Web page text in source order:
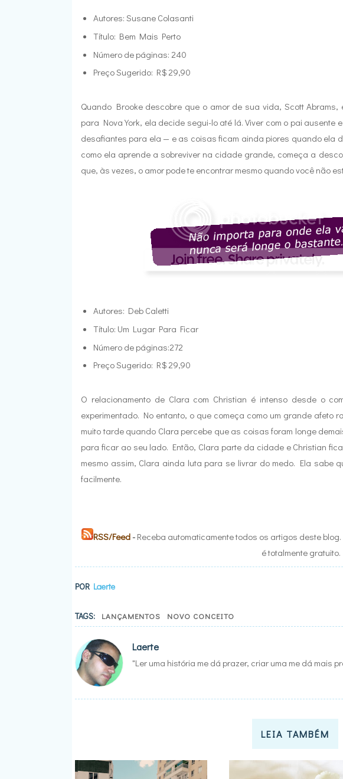
Autores: Susane Colasanti
Título: Bem Mais Perto
Número de páginas: 240
Preço Sugerido: R$ 29,90
Quando Brooke descobre que o amor de sua vida, Scott
para Nova York, ela decide segui-lo até lá. Viver com o pai
desafiantes para ela — e as coisas ficam ainda piores quando ela
como ela aprende a sobreviver na cidade grande, começa a
que, às vezes, o amor pode te encontrar mesmo quando você não
Autores: Deb Caletti
Título: Um Lugar Para Ficar
Número de páginas:272
Preço Sugerido: R$ 29,90
O relacionamento de Clara com Christian é intenso desde o
experimentado. No entanto, o que começa como um grande afeto
muito tarde quando Clara percebe que as coisas foram longe
para ficar ao seu lado. Então, Clara parte da cidade e Christian
mesmo assim, Clara ainda luta para se livrar do medo. Ela sabe
facilmente.
RSS/Feed- Receba automaticamente todos os artigos deste blog.
é totalmente gratuito.
POR Laerte
TAGS: LANÇAMENTOS NOVO CONCEITO
Laerte
"Ler uma história me dá prazer, criar uma me dá mais
LEIA TAMBÉM